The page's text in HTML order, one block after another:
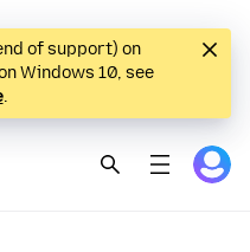
of support) on
Windows 10, see
.